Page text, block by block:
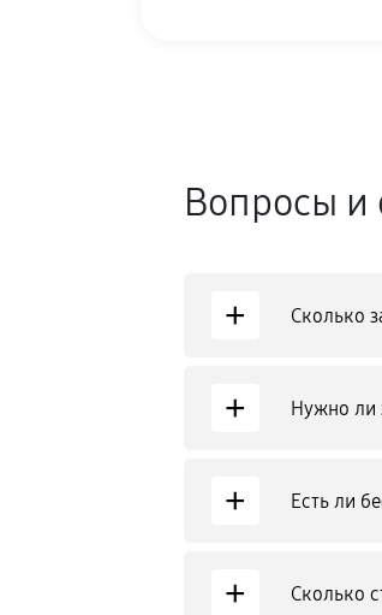
Вопросы и
+ Сколько
+ Нужно ли
+ Есть ли
+ Сколько